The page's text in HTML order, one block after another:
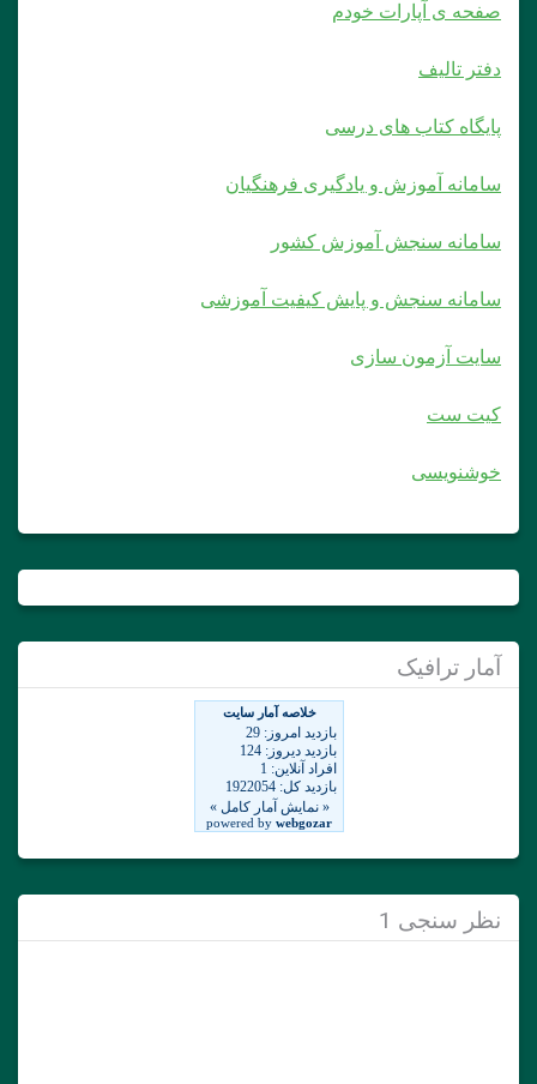
صفحه ی آپارات خودم
دفتر تالیف
پایگاه کتاب های درسی
سامانه آموزش و یادگیری فرهنگیان
سامانه سنجش آموزش کشور
سامانه سنجش و پایش کیفیت آموزشی
سایت آزمون سازی
کیت ست
خوشنویسی
آمار ترافیک
نظر سنجی 1